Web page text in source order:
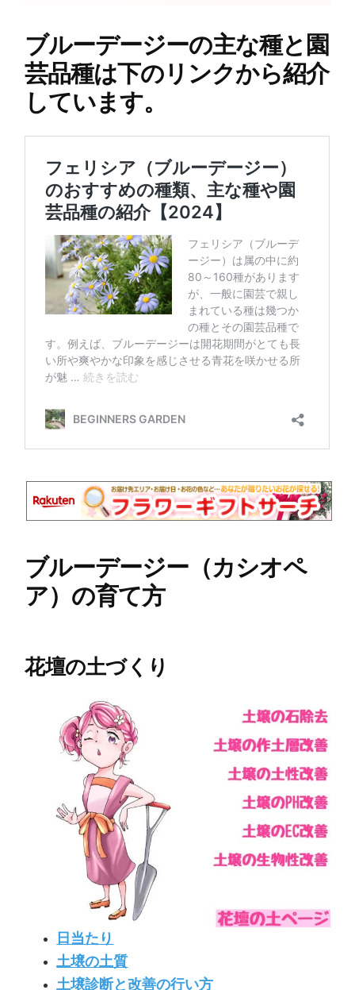
ブルーデージーの主な種と園
芸品種は下のリンクから紹介
しています。
ブルーデージー（カシオペ
ア）の育て方
花壇の土づくり
日当たり
土壌の土質
土壌診断と改善の行い方